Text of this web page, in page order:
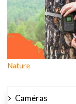
Nature
Caméras